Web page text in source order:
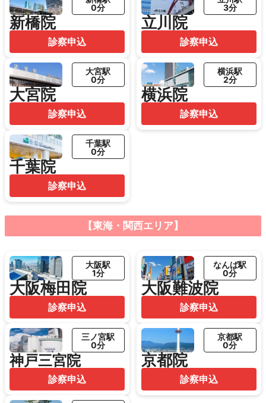
新橋院
0分
診察申込
立川院
3分
診察申込
大宮院
大宮駅
0分
診察申込
横浜院
横浜駅
2分
診察申込
千葉院
千葉駅
0分
診察申込
【東海・関西エリア】
大阪梅田院
大阪駅
1分
診察申込
大阪難波院
なんば駅
0分
診察申込
神戸三宮院
三ノ宮駅
0分
診察申込
京都院
京都駅
0分
診察申込